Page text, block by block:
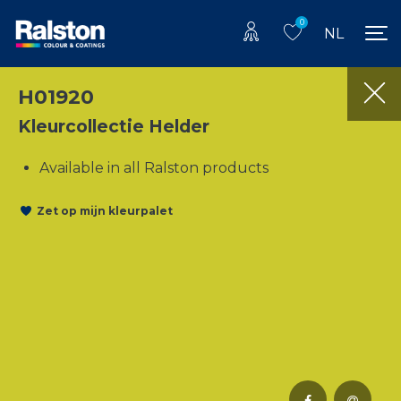
0
NL
H01920
Kleurcollectie Helder
Available in all Ralston products
Zet op mijn kleurpalet